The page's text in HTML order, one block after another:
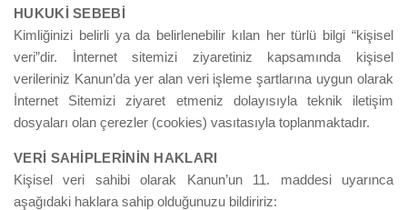
HUKUKİ SEBEBİ
Kimliğinizi belirli ya da belirlenebilir kılan her türlü bilgi “kişisel
veri”dir. İnternet sitemizi ziyaretiniz kapsamında kişisel
verileriniz Kanun’da yer alan veri işleme şartlarına uygun olarak
İnternet Sitemizi ziyaret etmeniz dolayısıyla teknik iletişim
dosyaları olan çerezler (cookies) vasıtasıyla toplanmaktadır.
VERİ SAHİPLERİNİN HAKLARI
Kişisel veri sahibi olarak Kanun’un 11. maddesi uyarınca
aşağıdaki haklara sahip olduğunuzu bildiririz: